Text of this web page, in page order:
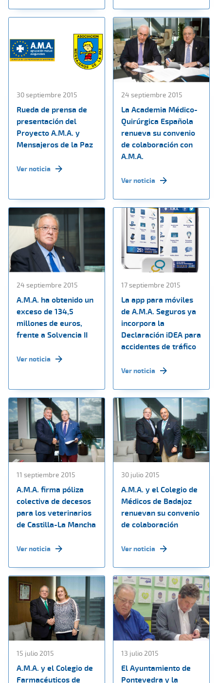
30 septiembre 2015
Rueda de prensa de
presentación del
Proyecto A.M.A. y
Mensajeros de la Paz
Ver noticia
24 septiembre 2015
La Academia Médico-
Quirúrgica Española
renueva su convenio
de colaboración con
A.M.A.
Ver noticia
24 septiembre 2015
A.M.A. ha obtenido un
exceso de 134,5
millones de euros,
frente a Solvencia II
Ver noticia
17 septiembre 2015
La app para móviles
de A.M.A. Seguros ya
incorpora la
Declaración iDEA para
accidentes de tráfico
Ver noticia
11 septiembre 2015
A.M.A. firma póliza
colectiva de decesos
para los veterinarios
de Castilla-La Mancha
Ver noticia
30 julio 2015
A.M.A. y el Colegio de
Médicos de Badajoz
renuevan su convenio
de colaboración
Ver noticia
15 julio 2015
A.M.A. y el Colegio de
Farmacéuticos de
13 julio 2015
El Ayuntamiento de
Pontevedra y la